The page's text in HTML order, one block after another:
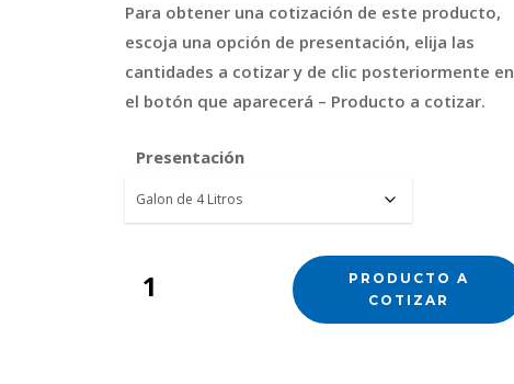
Para obtener una cotización de este producto,
escoja una opción de presentación, elija las
cantidades a cotizar y de clic posteriormente en
el botón que aparecerá – Producto a cotizar.
Presentación
PRODUCTO A
COTIZAR